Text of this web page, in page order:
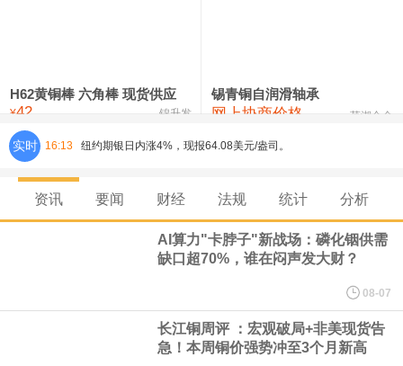
氯化镍 38,300—40,300 39,300 0
H62黄铜棒 六角棒 现货供应
¥42 锦升发
锡青铜自润滑轴承
网上协商价格 芜湖合金
实时 16:13 纽约期银日内涨4%，现报64.08美元/盎司。
宇树科技董事长、总经理兼首席技术官王兴兴在网上路演时表示，
经过多年研发创新和技术积累，公司逐步形成了包括一体化关节集
心技术等多项已商业化应用的核心技术并已应用于公司的高性能通
资讯 要闻 财经 法规 统计 分析
AI算力"卡脖子"新战场：磷化铟供需
缺口超70%，谁在闷声发大财？
08-07
长江铜周评 ：宏观破局+非美现货告
急！本周铜价强势冲至3个月新高